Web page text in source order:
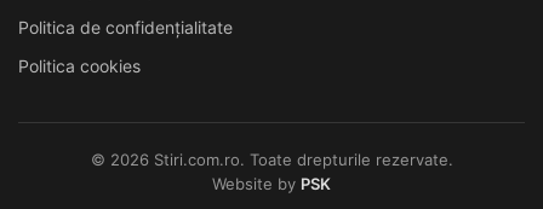
Politica de confidențialitate
Politica cookies
© 2026 Stiri.com.ro. Toate drepturile rezervate.
Website by PSK